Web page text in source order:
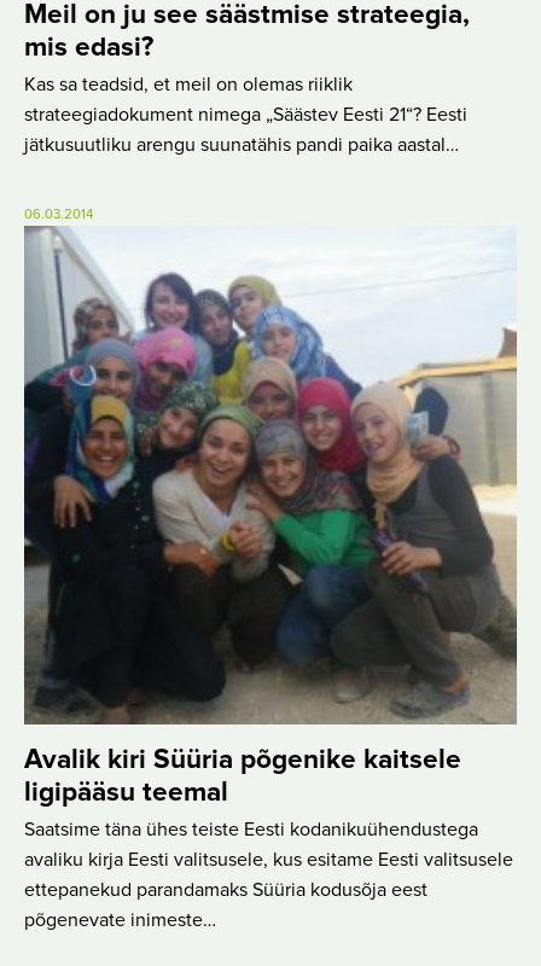
Meil on ju see säästmise strateegia,
mis edasi?
Kas sa teadsid, et meil on olemas riiklik
strateegiadokument nimega „Säästev Eesti 21“? Eesti
jätkusuutliku arengu suunatähis pandi paika aastal…
06.03.2014
Avalik kiri Süüria põgenike kaitsele
ligipääsu teemal
Saatsime täna ühes teiste Eesti kodanikuühendustega
avaliku kirja Eesti valitsusele, kus esitame Eesti valitsusele
ettepanekud parandamaks Süüria kodusõja eest
põgenevate inimeste…